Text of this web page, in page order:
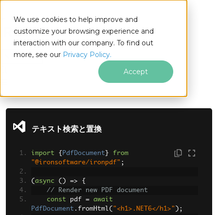
We use cookies to help improve and
customize your browsing experience and
interaction with our company. To find out
more, see our Privacy Policy.
Accept
Node.js
フッターコンテンツにスキップ
テキスト検索と置換
import { PdfDocument }
from
"@ironsoftware/ironpdf" ;
( async () =>
{
// Render new PDF document
const pdf =
await
PdfDocument . fromHtml( "<h1>.NET6</h1>" );